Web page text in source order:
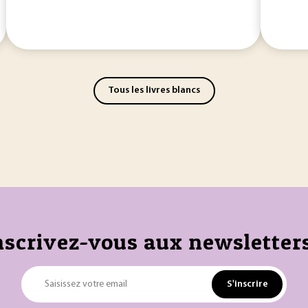
Tous les livres blancs
vous aux
Saisissez votre email S'inscrire